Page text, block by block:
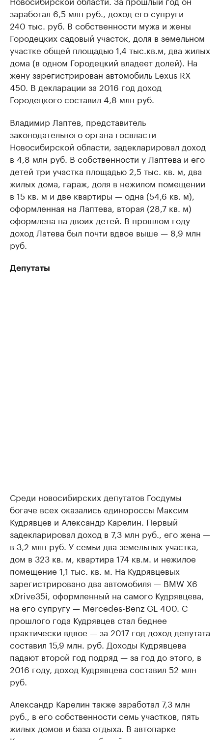
заработал 6,5 млн руб., доход его супруги —
240 тыс. руб. В собственности мужа и жены
Городецких садовый участок, доля в земельном
участке общей площадью 1,4 тыс.кв.м, два жилых
дома (в одном Городецкий владеет долей). На
жену зарегистрирован автомобиль Lexus RX
450. В декларации за 2016 год доход
Городецкого составил 4,8 млн руб.
Владимир Лаптев, представитель
законодательного органа госвласти
Новосибирской области, задекларировал доход
в 4,8 млн руб. В собственности у Лаптева и его
детей три участка площадью 2,5 тыс. кв. м, два
жилых дома, гараж, доля в нежилом помещении
в 15 кв. м и две квартиры — одна (54,6 кв. м),
оформленная на Лаптева, вторая (28,7 кв. м)
оформлена на двоих детей. В прошлом году
доход Латева был почти вдвое выше — 8,9 млн
руб.
Депутаты
Среди новосибирских депутатов Госдумы
богаче всех оказались единороссы Максим
Кудрявцев и Александр Карелин. Первый
задекларировал доход в 7,3 млн руб., его жена —
в 3,2 млн руб. У семьи два земельных участка,
дом в 323 кв. м, квартира 174 кв.м. и нежилое
помещение 1,1 тыс. кв. м. На Кудрявцевых
зарегистрировано два автомобиля — BMW X6
xDrive35i, оформленный на самого Кудрявцева,
на его супругу — Mercedes-Benz GL 400. С
прошлого года Кудрявцев стал беднее
практически вдвое — за 2017 год доход депутата
составил 15,9 млн. руб. Доходы Кудрявцева
падают второй год подряд — за год до этого, в
2016 году, доход Кудрявцева составил 52 млн
руб.
Александр Карелин также заработал 7,3 млн
руб., в его собственности семь участков, пять
жилых домов и база отдыха. В автопарке